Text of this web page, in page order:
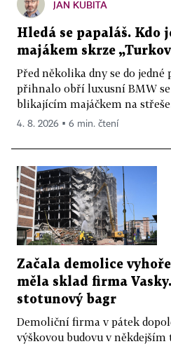
JAN KUBITA
Hledá se papaláš. Kdo
majákem skrze
Před několika dny se do
přihnalo obří luxusní BMW
blikajícím majáčkem na
4. 8. 2026 ▪ 6 min. čtení
Začala demolice
měla sklad firma
stotunový bagr
Demoliční firma v pátek
výškovou budovu v